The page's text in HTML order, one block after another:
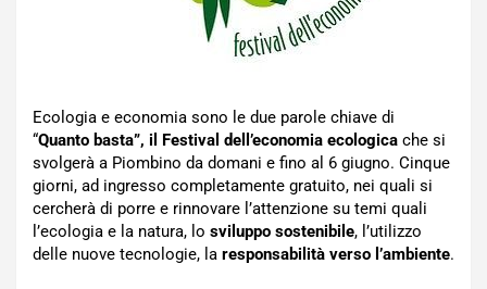
Ecologia e economia sono le due parole chiave di
“Quanto basta”, il Festival dell’economia ecologica che si
svolgerà a Piombino da domani e fino al 6 giugno. Cinque
giorni, ad ingresso completamente gratuito, nei quali si
cercherà di porre e rinnovare l’attenzione su temi quali
l’ecologia e la natura, lo sviluppo sostenibile, l’utilizzo
delle nuove tecnologie, la responsabilità verso l’ambiente.